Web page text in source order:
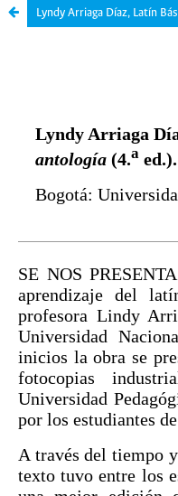
Lyndy Arriaga Díaz, Latín